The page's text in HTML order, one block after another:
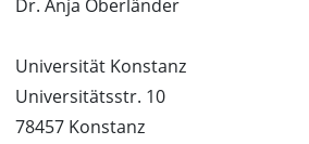
Dr. Anja Oberländer
Universität Konstanz
Universitätsstr. 10
78457 Konstanz